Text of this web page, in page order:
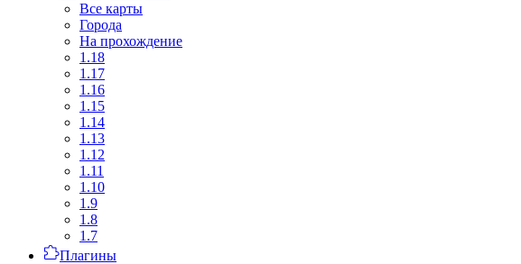
Все карты
Города
На прохождение
1.18
1.17
1.16
1.15
1.14
1.13
1.12
1.11
1.10
1.9
1.8
1.7
Плагины